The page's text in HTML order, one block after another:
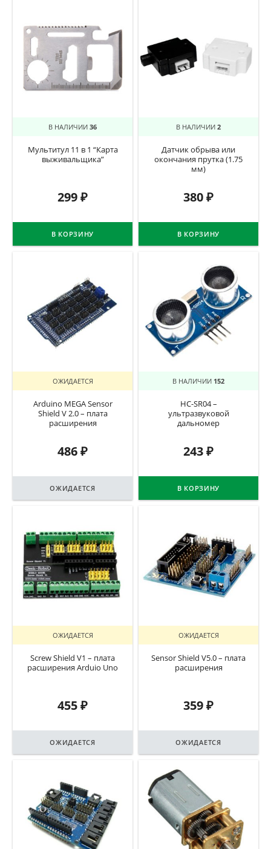
В НАЛИЧИИ 36
Мультитул 11 в 1 “Карта
выживальщика”
299₽
В КОРЗИНУ
В НАЛИЧИИ 2
Датчик обрыва или
окончания прутка (1.75
мм)
380₽
В КОРЗИНУ
ОЖИДАЕТСЯ
Arduino MEGA Sensor
Shield V 2.0 – плата
расширения
486₽
ОЖИДАЕТСЯ
В НАЛИЧИИ 152
HC-SR04 –
ультразвуковой
дальномер
243₽
В КОРЗИНУ
ОЖИДАЕТСЯ
Screw Shield V1 – плата
расширения Arduio Uno
455₽
ОЖИДАЕТСЯ
ОЖИДАЕТСЯ
Sensor Shield V5.0 – плата
расширения
359₽
ОЖИДАЕТСЯ